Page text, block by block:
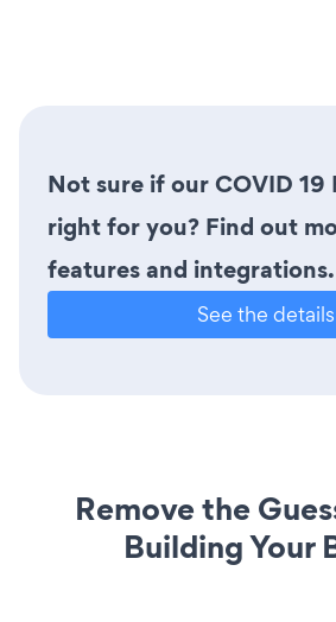
Not sure if our COVID 19
right for you? Find out
features and integrations.
See the details
Remove the
Building Your